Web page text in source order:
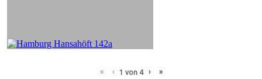
« ‹ 1 von 4 › »